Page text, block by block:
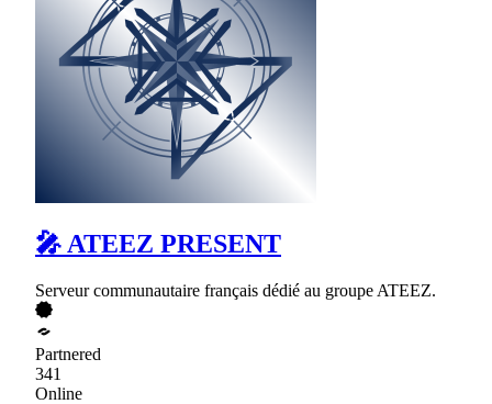
🎤 ATEEZ PRESENT
Serveur communautaire français dédié au groupe ATEEZ.
Partnered
341
Online